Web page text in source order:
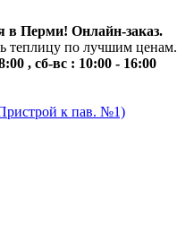
в Перми! Онлайн-заказ.
теплицу по лучшим ценам.
, сб-вс : 10:00 - 16:00
к пав. №1)